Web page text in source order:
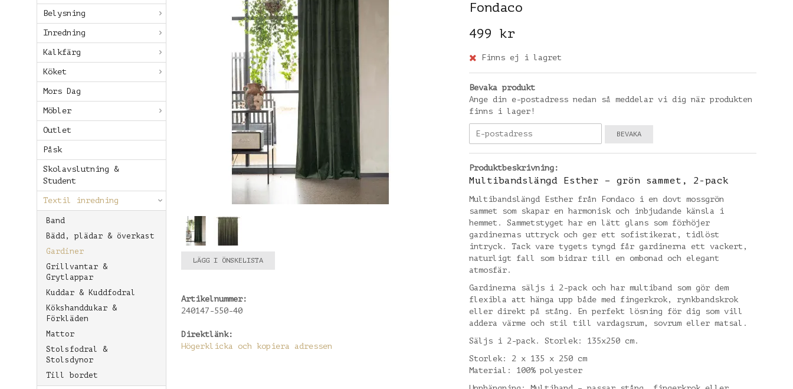
Belysning
Inredning
Kalkfärg
Köket
Mors Dag
Möbler
Outlet
Påsk
Skolavslutning &
Student
Textil inredning
Band
Bädd, plädar & överkast
Gardiner
Grillvantar &
Grytlappar
Kuddar & Kuddfodral
Kökshanddukar &
Förkläden
Mattor
Stolsfodral &
Stolsdynor
Till bordet
Fondaco
499 kr
Finns ej i lagret
Bevaka produkt
Ange din e-postadress nedan så meddelar vi dig när produkten
finns i lager!
BEVAKA
Produktbeskrivning:
Multibandslängd Esther – grön sammet, 2-pack
Multibandslängd Esther från Fondaco i en dovt mossgrön
sammet som skapar en harmonisk och inbjudande känsla i
hemmet. Sammetstyget har en lätt glans som förhöjer
gardinernas uttryck och ger ett sofistikerat, tidlöst
intryck. Tack vare tygets tyngd får gardinerna ett vackert,
naturligt fall som bidrar till en ombonad och elegant
atmosfär.
Gardinerna säljs i 2-pack och har multiband som gör dem
flexibla att hänga upp både med fingerkrok, rynkbandskrok
eller direkt på stång. En perfekt lösning för dig som vill
addera värme och stil till vardagsrum, sovrum eller matsal.
Säljs i 2-pack. Storlek: 135x250 cm.
Storlek: 2 x 135 x 250 cm
Material: 100% polyester
LÄGG I ÖNSKELISTA
Artikelnummer:
240147-550-40
Direktlänk:
Högerklicka och kopiera adressen